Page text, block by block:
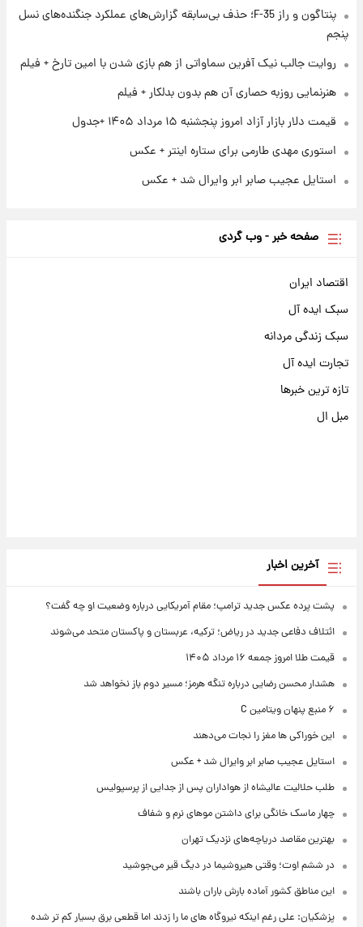
۱ روز پیش
پنتاگون و راز F-35؛ حذف بی‌سابقه گزارش‌های عملکرد جنگنده‌های نسل
پنجم
روایت جالب نیک آفرین سماواتی از هم بازی شدن با امین تارخ + فیلم
هنرنمایی روزبه حصاری آن هم بدون بدلکار + فیلم
قیمت دلار بازار آزاد امروز پنجشنبه ۱۵ مرداد ۱۴۰۵ +جدول
استوری مهدی طارمی برای ستاره اینتر + عکس
استایل عجیب صابر ابر وایرال شد + عکس
صفحه خبر - وب گردی
اقتصاد ایران
سبک ایده آل
سبک زندگی مردانه
تجارت ایده آل
تازه ترین خبرها
مبل ال
آخرین اخبار
پشت پرده عکس جدید ترامپ؛ مقام آمریکایی درباره وضعیت او چه گفت؟
ائتلاف دفاعی جدید در ریاض؛ ترکیه، عربستان و پاکستان متحد می‌شوند
قیمت طلا امروز جمعه ۱۶ مرداد ۱۴۰۵
هشدار محسن رضایی درباره تنگه هرمز؛ مسیر دوم باز نخواهد شد
۶ منبع پنهان ویتامین C
این خوراکی ها مغز را نجات می‌دهند
استایل عجیب صابر ابر وایرال شد + عکس
طلب حلالیت عالیشاه از هواداران پس از جدایی از پرسپولیس
چهار ماسک خانگی برای داشتن موهای نرم و شفاف
بهترین مقاصد دریاچه‌های نزدیک تهران
در ششم اوت؛ وقتی هیروشیما در دیگ قیر می‌جوشید
این مناطق کشور آماده بارش باران باشند
پزشکیان: علی رغم اینکه نیروگاه های ما را زدند اما قطعی برق بسیار کم تر شده